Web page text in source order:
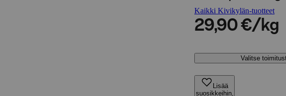
Kaikki Kivikylän-tuotteet
29,90 €/kg
Valitse
Lisää
suosikkeihin,